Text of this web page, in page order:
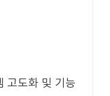
고도화 및 기능